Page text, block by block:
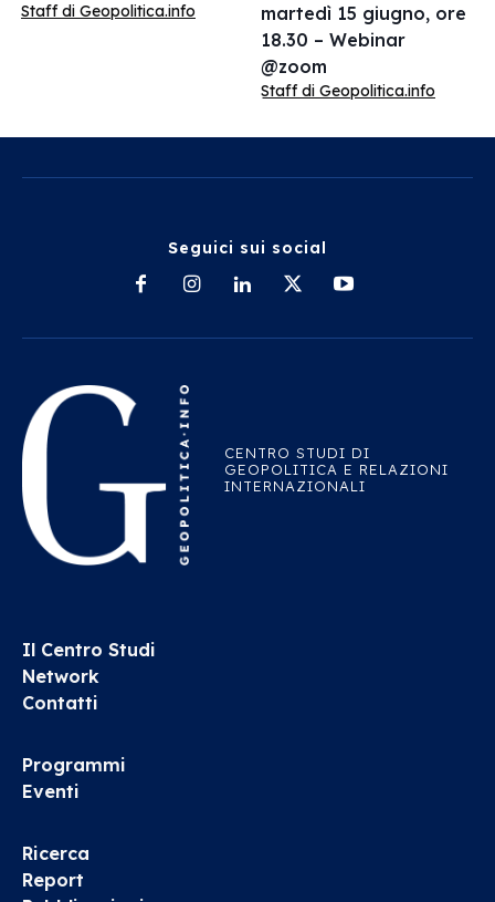
Staff di Geopolitica.info
martedì 15 giugno, ore
18.30 – Webinar
@zoom
Staff di Geopolitica.info
Seguici sui social
CENTRO STUDI DI
GEOPOLITICA E RELAZIONI
INTERNAZIONALI
Il Centro Studi
Network
Contatti
Programmi
Eventi
Ricerca
Report